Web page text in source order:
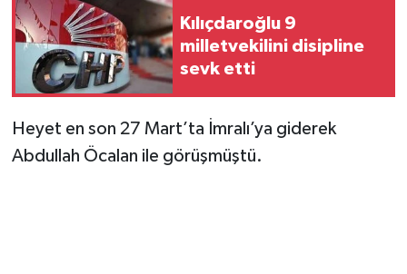
Kılıçdaroğlu 9
milletvekilini disipline
sevk etti
Heyet en son 27 Mart’ta İmralı’ya giderek
Abdullah Öcalan ile görüşmüştü.